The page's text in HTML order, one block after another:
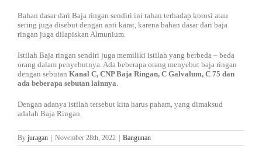
Bahan dasar dari Baja ringan sendiri ini tahan terhadap korosi atau
sering juga disebut dengan anti karat, karena bahan dasar dari baja
ringan juga dilapiskan Almunium.
Istilah Baja ringan sendiri juga memiliki istilah yang berbeda – beda
orang dalam penyebutnya. Ada beberapa orang menyebut baja ringan
dengan sebutan Kanal C, CNP Baja Ringan, C Galvalum, C 75 dan
ada beberapa sebutan lainnya.
Dengan adanya istilah tersebut kita harus paham, yang dimaksud
adalah Baja Ringan.
By juragan November 28th, 2022 Bangunan